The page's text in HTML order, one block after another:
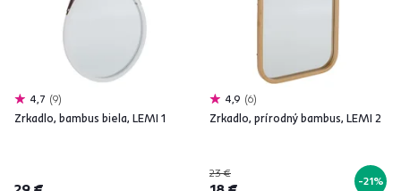
4,7 9
Zrkadlo, bambus biela, LEMI 1
4,9 6
Zrkadlo, prírodný bambus, LEMI 2
23 €
-21%